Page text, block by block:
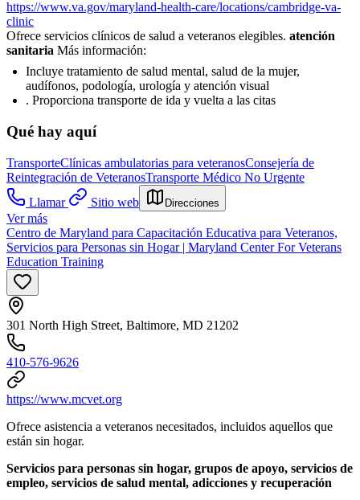
https://www.va.gov/maryland-health-care/locations/cambridge-va-
clinic
Ofrece servicios clínicos de salud a veteranos elegibles. atención
sanitaria Más información:
Incluye tratamiento de salud mental, salud de la mujer,
audífonos, podología, urología y atención visual
. Proporciona transporte de ida y vuelta a las citas
Qué hay aquí
TransporteClínicas ambulatorias para veteranosConsejería de
Reintegración de VeteranosTransporte Médico No Urgente
Llamar
Sitio web Direcciones
Ver más
Centro de Maryland para Capacitación Educativa para Veteranos,
Servicios para Personas sin Hogar | Maryland Center For Veterans
Education Training
301 North High Street, Baltimore, MD 21202
410-576-9626
https://www.mcvet.org
Ofrece asistencia a veteranos necesitados, incluidos aquellos que
están sin hogar.
Servicios para personas sin hogar, grupos de apoyo, servicios de
empleo, servicios de salud mental, adicciones y recuperación